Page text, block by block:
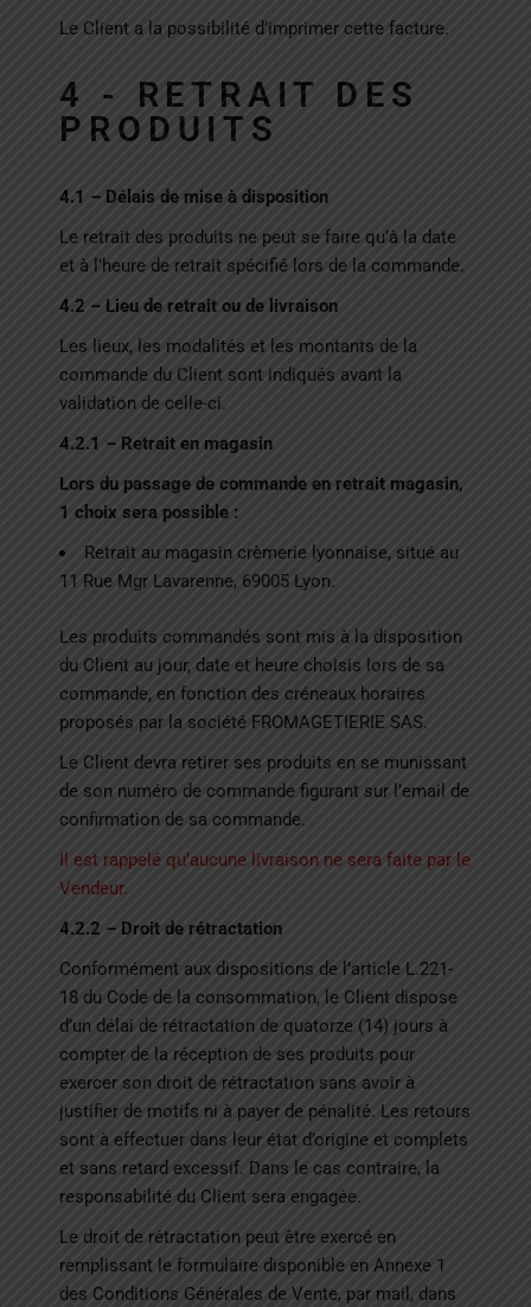
Le Client a la possibilité d’imprimer cette facture.
4 - RETRAIT DES
PRODUITS
4.1 – Délais de mise à disposition
Le retrait des produits ne peut se faire qu’à la date
et à l’heure de retrait spécifié lors de la commande.
4.2 – Lieu de retrait ou de livraison
Les lieux, les modalités et les montants de la
commande du Client sont indiqués avant la
validation de celle-ci.
4.2.1 – Retrait en magasin
Lors du passage de commande en retrait magasin,
1 choix sera possible :
Retrait au magasin crèmerie lyonnaise, situé au
11 Rue Mgr Lavarenne, 69005 Lyon.
Les produits commandés sont mis à la disposition
du Client au jour, date et heure choisis lors de sa
commande, en fonction des créneaux horaires
proposés par la société FROMAGETIERIE SAS.
Le Client devra retirer ses produits en se munissant
de son numéro de commande figurant sur l’email de
confirmation de sa commande.
Il est rappelé qu’aucune livraison ne sera faite par le
Vendeur.
4.2.2 – Droit de rétractation
Conformément aux dispositions de l’article L.221-
18 du Code de la consommation, le Client dispose
d’un délai de rétractation de quatorze (14) jours à
compter de la réception de ses produits pour
exercer son droit de rétractation sans avoir à
justifier de motifs ni à payer de pénalité. Les retours
sont à effectuer dans leur état d’origine et complets
et sans retard excessif. Dans le cas contraire, la
responsabilité du Client sera engagée.
Le droit de rétractation peut être exercé en
remplissant le formulaire disponible en Annexe 1
des Conditions Générales de Vente, par mail, dans